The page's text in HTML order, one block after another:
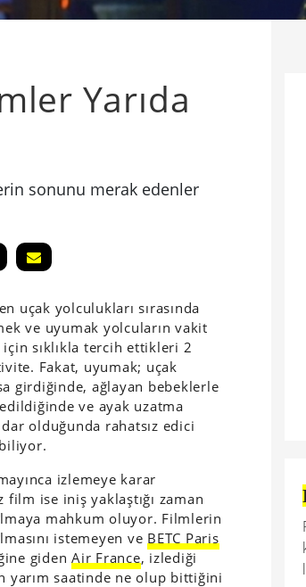
Yarıda
sonunu merak edenler
uçak yolculukları sırasında
ve uyumak yolcuların vakit
için sıklıkla tercih ettikleri 2
Fakat, uyumak; uçak
girdiğinde, ağlayan bebeklerle
ve ayak uzatma
olduğunda rahatsız edici
izlemeye karar
film ise iniş yaklaştığı zaman
mahkum oluyor. Filmlerin
istemeyen ve BETC Paris
gidenAir France, izlediği
yarım saatinde ne olup bittiğini